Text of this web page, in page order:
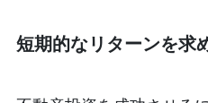
短期的なリターンを求